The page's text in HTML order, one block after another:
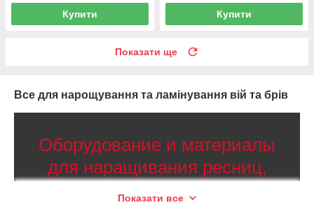
Купити Купити
Показати ще
Все для нарощування та ламінування вій та брів
Оборудование и материалы
для наращивания ресниц,
маникюра и педикюра
Показати все